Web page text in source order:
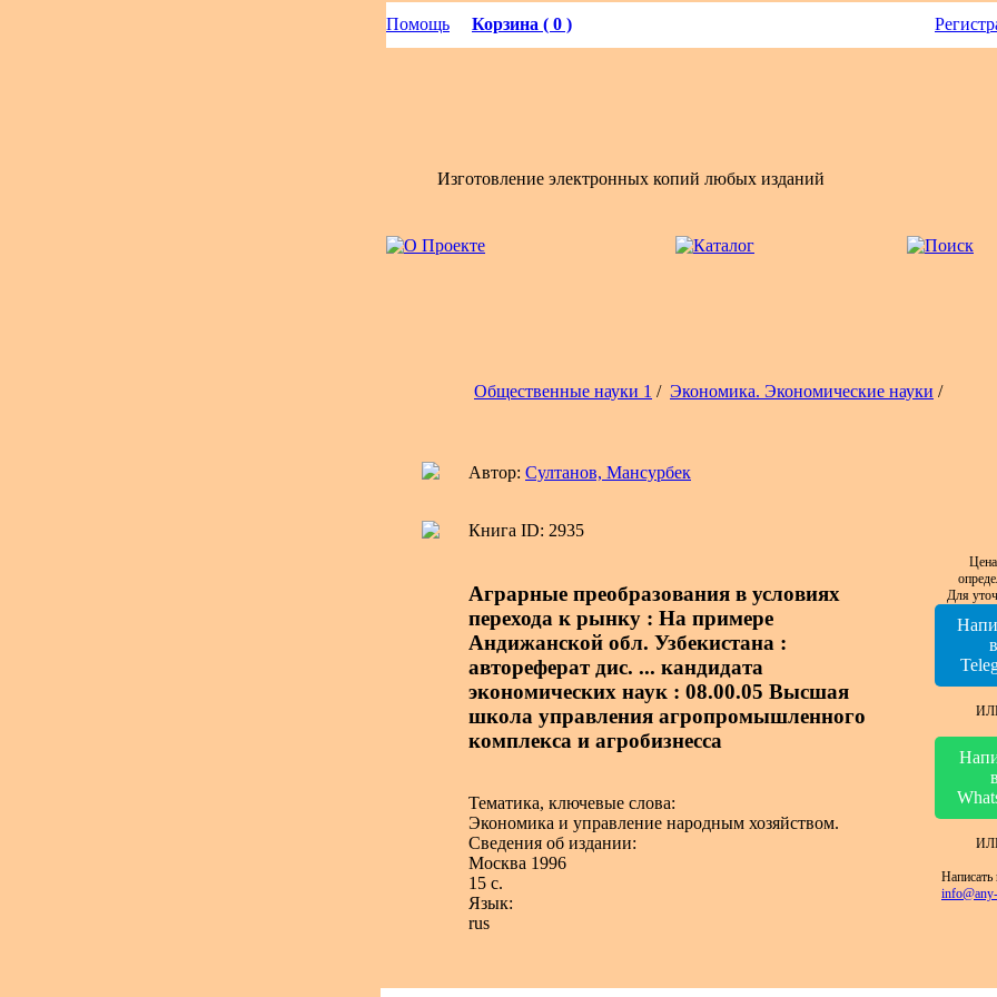
Помощь Корзина ( 0 )
Изготовление электронных копий любых изданий
Общественные науки 1 / Экономика. Экономические науки /
Автор: Султанов, Мансурбек
Книга ID: 2935
Аграрные преобразования в условиях
перехода к рынку : На примере
Андижанской обл. Узбекистана :
автореферат дис. ... кандидата
экономических наук : 08.00.05 Высшая
школа управления агропромышленного
комплекса и агробизнесса
Тематика, ключевые слова:
Экономика и управление народным хозяйством.
Сведения об издании:
Москва 1996
15 с.
Язык:
rus
Для
в
в
Написать